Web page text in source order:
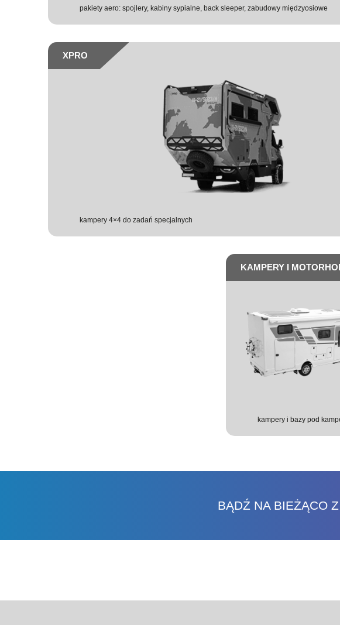
pakiety aero: spojlery, kabiny sypialne, back sleeper, zabudowy międzyosiowe
XPRO
kampery 4×4 do zadań specjalnych
KAMPERY I
kampery i bazy pod
BĄDŹ NA BIEŻĄCO